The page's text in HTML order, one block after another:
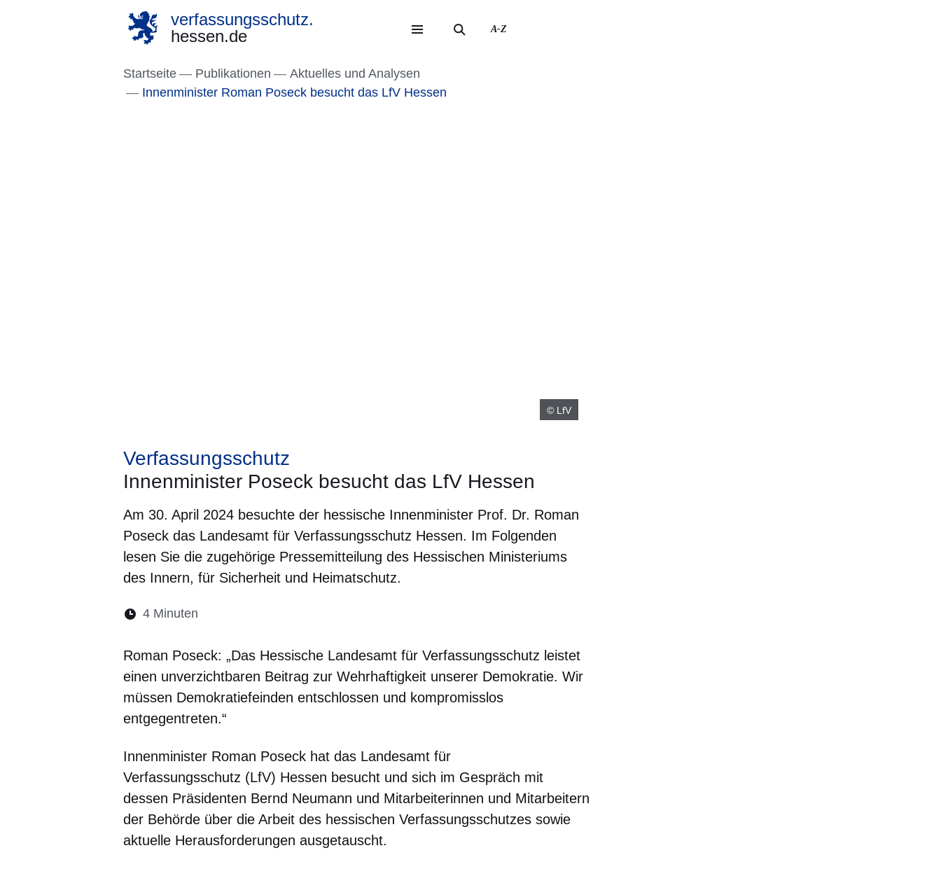
Direkt zum Kopf der Seite
Direkt zum Inhalt
Direkt zum Fuß der Seite
verfassungsschutz.
hessen.de
A-Z
Startseite Publikationen
Aktuelles und Analysen
Innenminister Roman Poseck besucht das LfV Hessen
© LfV
Verfassungsschutz
Innenminister Poseck besucht das LfV Hessen
Am 30. April 2024 besuchte der hessische Innenminister Prof. Dr. Roman
Poseck das Landesamt für Verfassungsschutz Hessen. Im Folgenden
lesen Sie die zugehörige Pressemitteilung des Hessischen Ministeriums
des Innern, für Sicherheit und Heimatschutz.
Lesedauer:
4 Minuten
Roman Poseck: „Das Hessische Landesamt für Verfassungsschutz leistet
einen unverzichtbaren Beitrag zur Wehrhaftigkeit unserer Demokratie. Wir
müssen Demokratiefeinden entschlossen und kompromisslos
entgegentreten.“
Innenminister Roman Poseck hat das Landesamt für
Verfassungsschutz (LfV) Hessen besucht und sich im Gespräch mit
dessen Präsidenten Bernd Neumann und Mitarbeiterinnen und Mitarbeitern
der Behörde über die Arbeit des hessischen Verfassungsschutzes sowie
aktuelle Herausforderungen ausgetauscht.